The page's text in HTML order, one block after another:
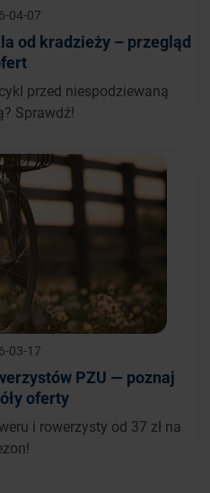
04-07
od kradzieży – przegląd
przed niespodziewaną
Sprawdź!
03-17
PZU — poznaj
oferty
i rowerzysty od 37 zł na